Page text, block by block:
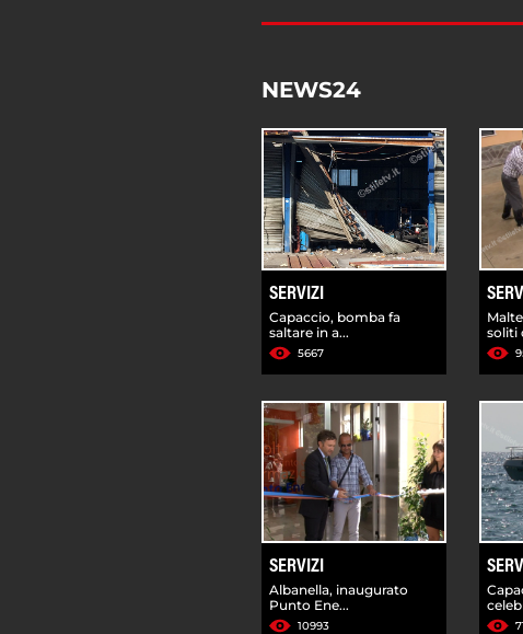
NEWS24
SERVIZI
Capaccio, bomba fa
saltare in a...
5667
soliti
SERVIZI
Albanella, inaugurato
Punto Ene...
10993